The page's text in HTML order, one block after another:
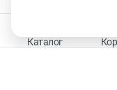
Каталог
релевантной рекламной
На информационном
Правила применения